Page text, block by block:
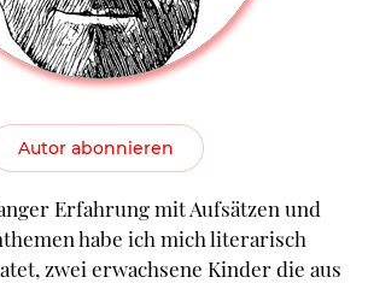
Autor abonnieren
Erfahrung mit Aufsätzen und
habe ich mich literarisch
zwei erwachsene Kinder die aus